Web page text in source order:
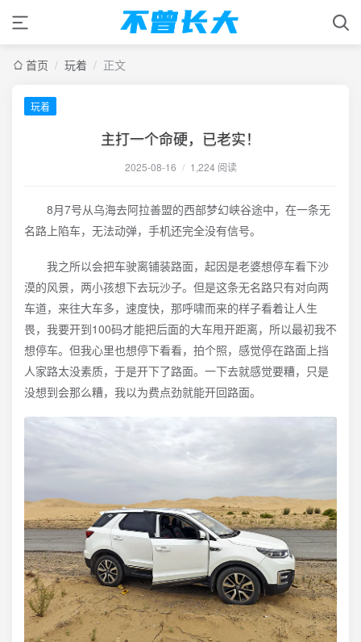
首页 / 玩着 / 正文
玩着
主打一个命硬，已老实！
2025-08-16 / 1,224 阅读
8月7号从乌海去阿拉善盟的西部梦幻峡谷途中，在一条无
名路上陷车，无法动弹，手机还完全没有信号。
我之所以会把车驶离铺装路面，起因是老婆想停车看下沙
漠的风景，两小孩想下去玩沙子。但是这条无名路只有对向两
车道，来往大车多，速度快，那呼啸而来的样子看着让人生
畏，我要开到100码才能把后面的大车甩开距离，所以最初我不
想停车。但我心里也想停下看看，拍个照，感觉停在路面上挡
人家路太没素质，于是开下了路面。一下去就感觉要糟，只是
没想到会那么糟，我以为费点劲就能开回路面。